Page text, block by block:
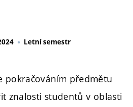
Letní semestr
pokračováním předmětu
znalosti studentů v oblasti